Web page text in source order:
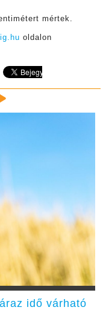
mértek.
oldalon
idő várható